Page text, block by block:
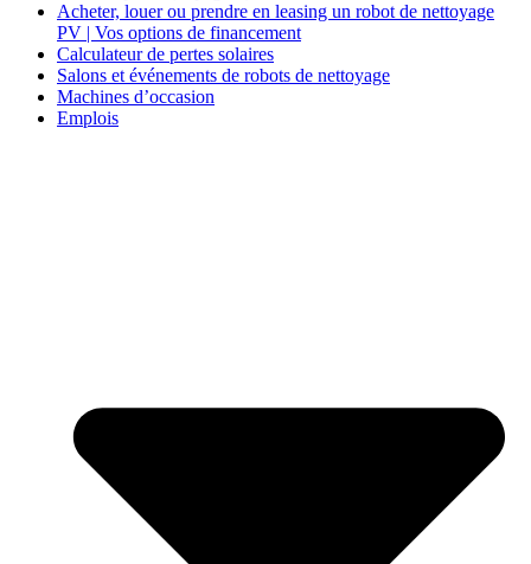
Acheter, louer ou prendre en leasing un robot de nettoyage
PV | Vos options de financement
Calculateur de pertes solaires
Salons et événements de robots de nettoyage
Machines d’occasion
Emplois